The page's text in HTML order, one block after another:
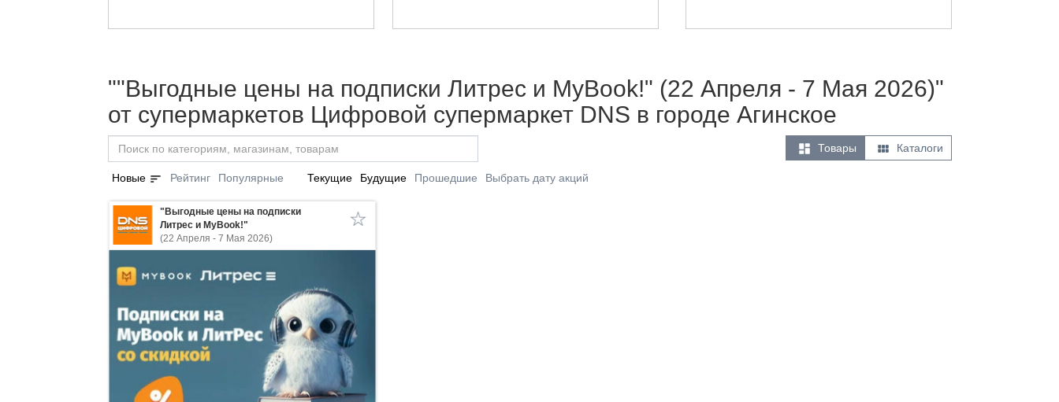
""Выгодные цены на подписки Литрес и MyBook!" (22 Апреля - 7 Мая 2026)"
от супермаркетов Цифровой супермаркет DNS в городе Агинское
 Товары  Каталоги
Новые sort Рейтинг Популярные Текущие Будущие Прошедшие Выбрать дату акций
"Выгодные цены на подписки
Литрес и MyBook!"
(22 Апреля - 7 Мая 2026)